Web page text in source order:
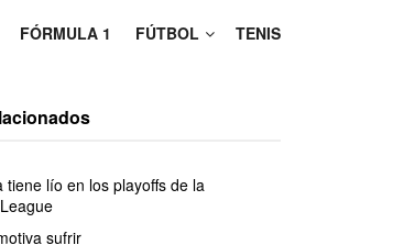
FÓRMULA 1 FÚTBOL TENIS
tiene lío en los playoffs de la
sufrir